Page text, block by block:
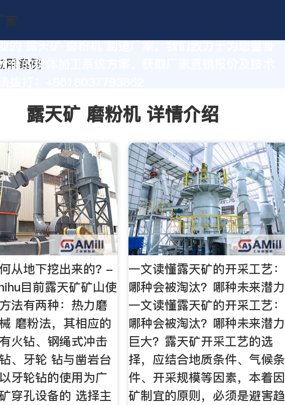
值的粉体加工系统方案。获取厂家直销报价及技术
露天矿 磨粉机 详情介绍
从地下挖出来的? -
目前露天矿矿山使
法有两种：热力磨
磨粉法，其相应的
火钻、钢绳式冲击
、牙轮 钻与凿岩台
牙轮钻的使用为广
穿孔设备的 选择主
一文读懂露天矿的开采工艺：
哪种会被淘汰？哪种未来潜力
一文读懂露天矿的开采工艺：
哪种会被淘汰？哪种未来潜力
巨大？露天矿开采工艺的选
择，应结合地质条件、气候条
件、开采规模等因素，本着因
矿制宜的原则，必须是避害趋